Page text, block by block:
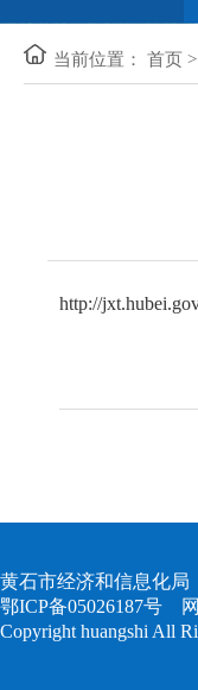
当前位置： 首页 >
http://
黄石市经济和信息化
鄂ICP备05026187号 网
Copyright huangshi All